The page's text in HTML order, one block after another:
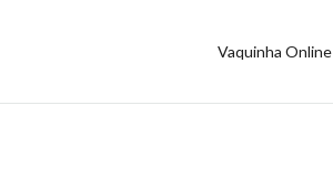
Vaquinha Online